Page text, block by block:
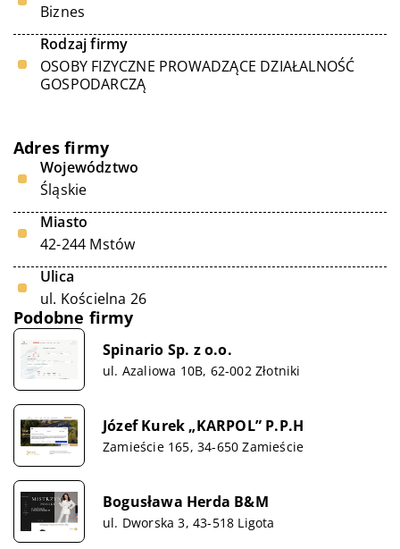
Biznes
Rodzaj firmy
OSOBY FIZYCZNE PROWADZĄCE DZIAŁALNOŚĆ
GOSPODARCZĄ
Adres firmy
Województwo
Śląskie
Miasto
42-244 Mstów
Ulica
ul. Kościelna 26
Podobne firmy
Spinario Sp. z o.o.
ul. Azaliowa 10B, 62-002 Złotniki
Józef Kurek „KARPOL” P.P.H
Zamieście 165, 34-650 Zamieście
Bogusława Herda B&M
ul. Dworska 3, 43-518 Ligota